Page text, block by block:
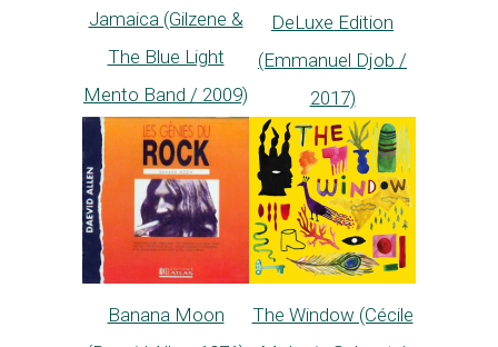
Jamaica (Gilzene &
The Blue Light
Mento Band / 2009)
DeLuxe Edition
(Emmanuel Djob /
2017)
Banana Moon
The Window (Cécile